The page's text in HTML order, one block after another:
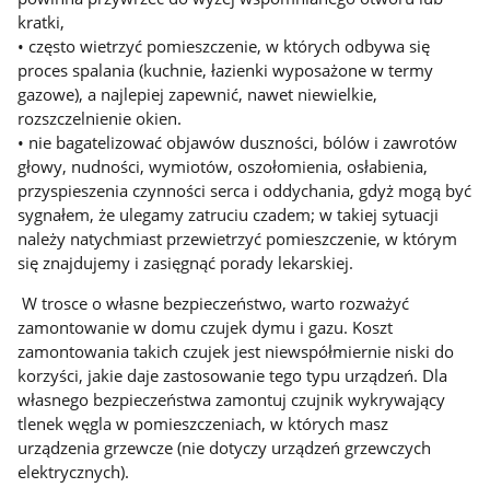
kratki,
• często wietrzyć pomieszczenie, w których odbywa się
proces spalania (kuchnie, łazienki wyposażone w termy
gazowe), a najlepiej zapewnić, nawet niewielkie,
rozszczelnienie okien.
• nie bagatelizować objawów duszności, bólów i zawrotów
głowy, nudności, wymiotów, oszołomienia, osłabienia,
przyspieszenia czynności serca i oddychania, gdyż mogą być
sygnałem, że ulegamy zatruciu czadem; w takiej sytuacji
należy natychmiast przewietrzyć pomieszczenie, w którym
się znajdujemy i zasięgnąć porady lekarskiej.
W trosce o własne bezpieczeństwo, warto rozważyć
zamontowanie w domu czujek dymu i gazu. Koszt
zamontowania takich czujek jest niewspółmiernie niski do
korzyści, jakie daje zastosowanie tego typu urządzeń. Dla
własnego bezpieczeństwa zamontuj czujnik wykrywający
tlenek węgla w pomieszczeniach, w których masz
urządzenia grzewcze (nie dotyczy urządzeń grzewczych
elektrycznych).